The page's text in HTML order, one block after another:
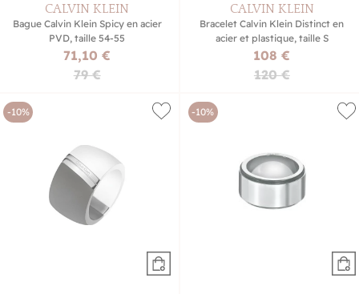
CALVIN KLEIN
Bague Calvin Klein Spicy en acier
PVD, taille 54-55
71,10 €
79 €
CALVIN KLEIN
Bracelet Calvin Klein Distinct en
acier et plastique, taille S
108 €
120 €
-10% -10%